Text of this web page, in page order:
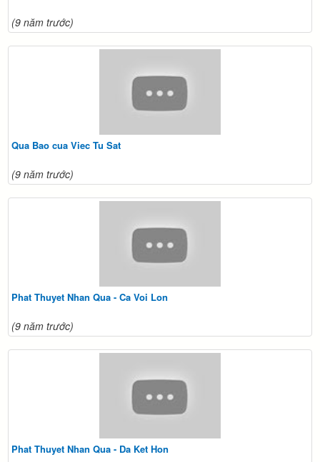
(9 năm trước)
Qua Bao cua Viec Tu Sat
(9 năm trước)
Phat Thuyet Nhan Qua - Ca Voi Lon
(9 năm trước)
Phat Thuyet Nhan Qua - Da Ket Hon